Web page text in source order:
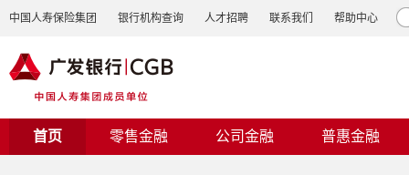
中国人寿保险集团 银行机构查询 人才招聘 联系我们 帮助中心
首页 零售金融 公司金融 普惠金融